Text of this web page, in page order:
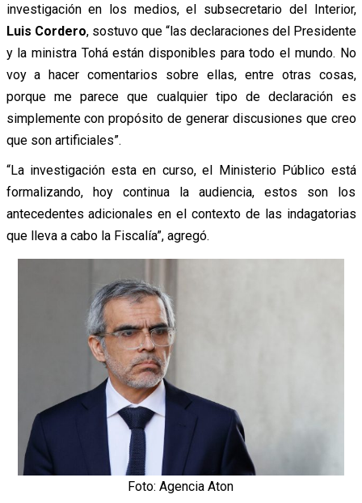
investigación en los medios, el subsecretario del Interior,
Luis Cordero, sostuvo que “las declaraciones del Presidente
y la ministra Tohá están disponibles para todo el mundo. No
voy a hacer comentarios sobre ellas, entre otras cosas,
porque me parece que cualquier tipo de declaración es
simplemente con propósito de generar discusiones que creo
que son artificiales”.
“La investigación esta en curso, el Ministerio Público está
formalizando, hoy continua la audiencia, estos son los
antecedentes adicionales en el contexto de las indagatorias
que lleva a cabo la Fiscalía”, agregó.
Foto: Agencia Aton